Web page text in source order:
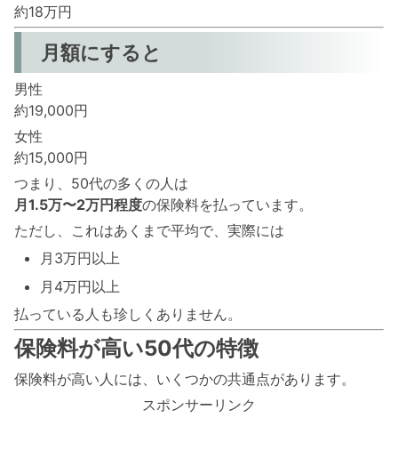
約18万円
月額にすると
男性
約19,000円
女性
約15,000円
つまり、50代の多くの人は
月1.5万〜2万円程度の保険料を払っています。
ただし、これはあくまで平均で、実際には
月3万円以上
月4万円以上
払っている人も珍しくありません。
保険料が高い50代の特徴
保険料が高い人には、いくつかの共通点があります。
スポンサーリンク